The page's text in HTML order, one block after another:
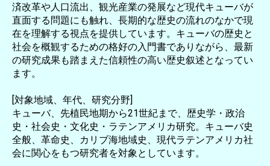
済改革や人口流出、観光産業の発展など現代キューバが
直面する問題にも触れ、長期的な歴史の流れのなかで現
在を理解する視点を提供しています。キューバの歴史と
社会を概観するための格好の入門書でありながら、最新
の研究成果も踏まえた信頼性の高い歴史叙述となってい
ます。
[対象地域、年代、研究分野]
キューバ、先植民地期から21世紀まで、歴史学・政治
史・社会史・文化史・ラテンアメリカ研究。キューバ史
全般、革命史、カリブ海地域史、現代ラテンアメリカ社
会に関心をもつ研究者を対象としています。